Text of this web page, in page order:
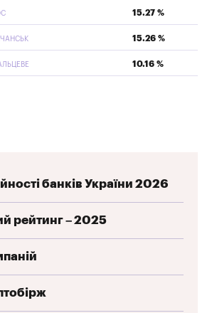
15.27 %
15.26 %
10.16 %
банків України 2026
рейтинг – 2025